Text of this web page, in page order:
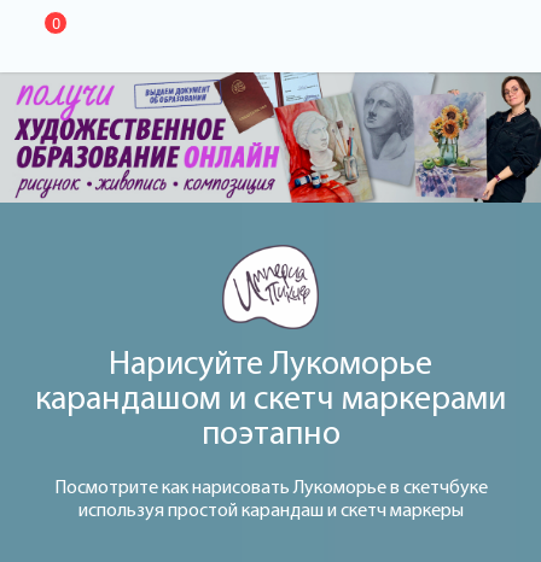
0
Нарисуйте Лукоморье
карандашом и скетч маркерами
поэтапно
Посмотрите как нарисовать Лукоморье в скетчбуке
используя простой карандаш и скетч маркеры